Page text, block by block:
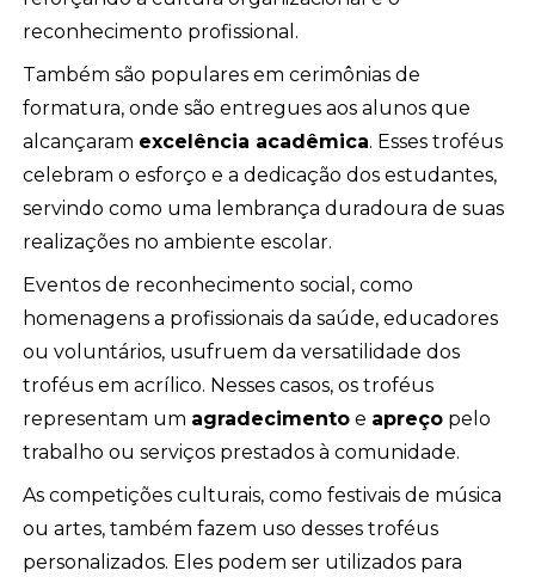
reconhecimento profissional.
Também são populares em cerimônias de
formatura, onde são entregues aos alunos que
alcançaram excelência acadêmica. Esses troféus
celebram o esforço e a dedicação dos estudantes,
servindo como uma lembrança duradoura de suas
realizações no ambiente escolar.
Eventos de reconhecimento social, como
homenagens a profissionais da saúde, educadores
ou voluntários, usufruem da versatilidade dos
troféus em acrílico. Nesses casos, os troféus
representam um agradecimento e apreço pelo
trabalho ou serviços prestados à comunidade.
As competições culturais, como festivais de música
ou artes, também fazem uso desses troféus
personalizados. Eles podem ser utilizados para